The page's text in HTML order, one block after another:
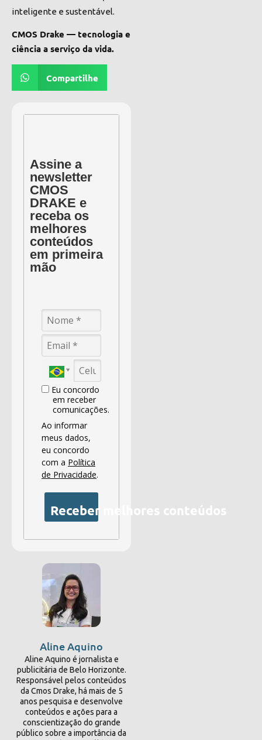
inteligente e sustentável.
CMOS Drake — tecnologia e
ciência a serviço da vida.
Compartilhe
Assine a
newsletter
CMOS
DRAKE e
receba os
melhores
conteúdos
em primeira
mão
Eu concordo
em receber
comunicações.
Ao informar
meus dados,
eu concordo
com a Política
de Privacidade.
Receber melhores conteúdos
Aline Aquino
Aline Aquino é jornalista e
publicitária de Belo Horizonte.
Responsável pelos conteúdos
da Cmos Drake, há mais de 5
anos pesquisa e desenvolve
conteúdos e ações para a
conscientização do grande
público sobre a importância da